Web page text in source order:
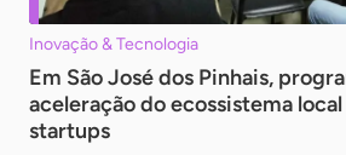
Inovação & Tecnologia
Em São José dos Pinhais,
aceleração do ecossistema
startups